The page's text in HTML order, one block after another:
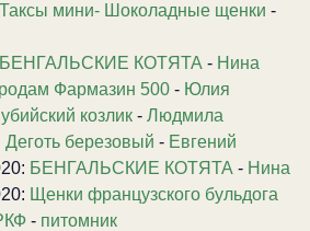
Таксы мини- Шоколадные щенки -
БЕНГАЛЬСКИЕ КОТЯТА - Нина
Фармазин 500 - Юлия
козлик - Людмила
Деготь березовый - Евгений
БЕНГАЛЬСКИЕ КОТЯТА - Нина
Щенки французского бульдога
- питомник